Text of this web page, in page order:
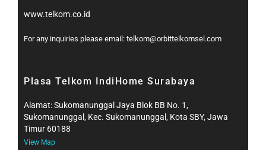
www.telkom.co.id
For any inquiries please email: telkom@orbittelkomsel.com
Plasa Telkom IndiHome Surabaya
Alamat: Sukomanunggal Jaya Blok BB No. 1,
Sukomanunggal, Kec. Sukomanunggal, Kota SBY, Jawa
Timur 60188
View Map